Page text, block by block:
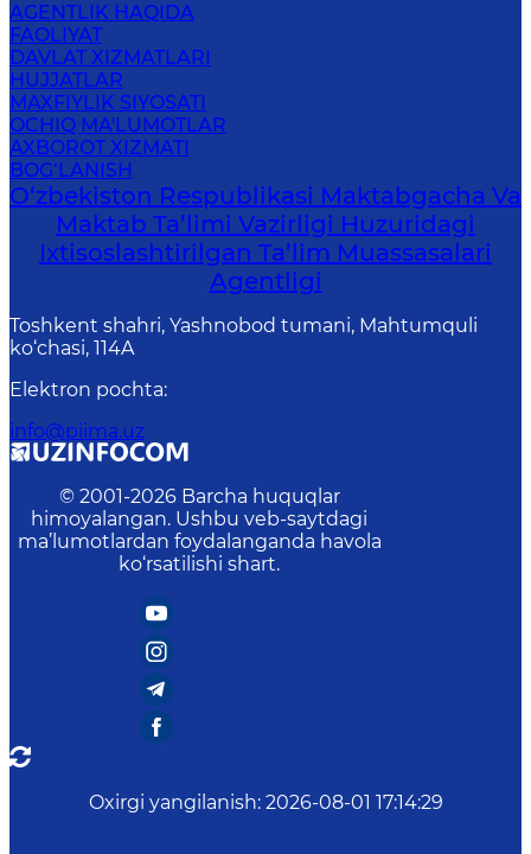
AGENTLIK HAQIDA
FAOLIYAT
DAVLAT XIZMATLARI
HUJJATLAR
MAXFIYLIK SIYOSATI
OCHIQ MA'LUMOTLAR
AXBOROT XIZMATI
BOG‘LANISH
O‘zbekiston Respublikasi Maktabgacha Va
Maktab Ta’limi Vazirligi Huzuridagi
Ixtisoslashtirilgan Ta’lim Muassasalari
Agentligi
Toshkent shahri, Yashnobod tumani, Mahtumquli
ko‘chasi, 114A
Elektron pochta:
info@piima.uz
© 2001-2026 Barcha huquqlar
himoyalangan. Ushbu veb-saytdagi
ma’lumotlardan foydalanganda havola
ko‘rsatilishi shart.
Oxirgi yangilanish: 2026-08-01 17:14:29